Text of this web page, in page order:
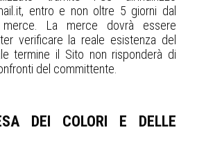
entro e non oltre 5 giorni dal
merce. La merce dovrà essere
verificare la reale esistenza del
termine il Sito non risponderà di
del committente.
DEI COLORI E DELLE